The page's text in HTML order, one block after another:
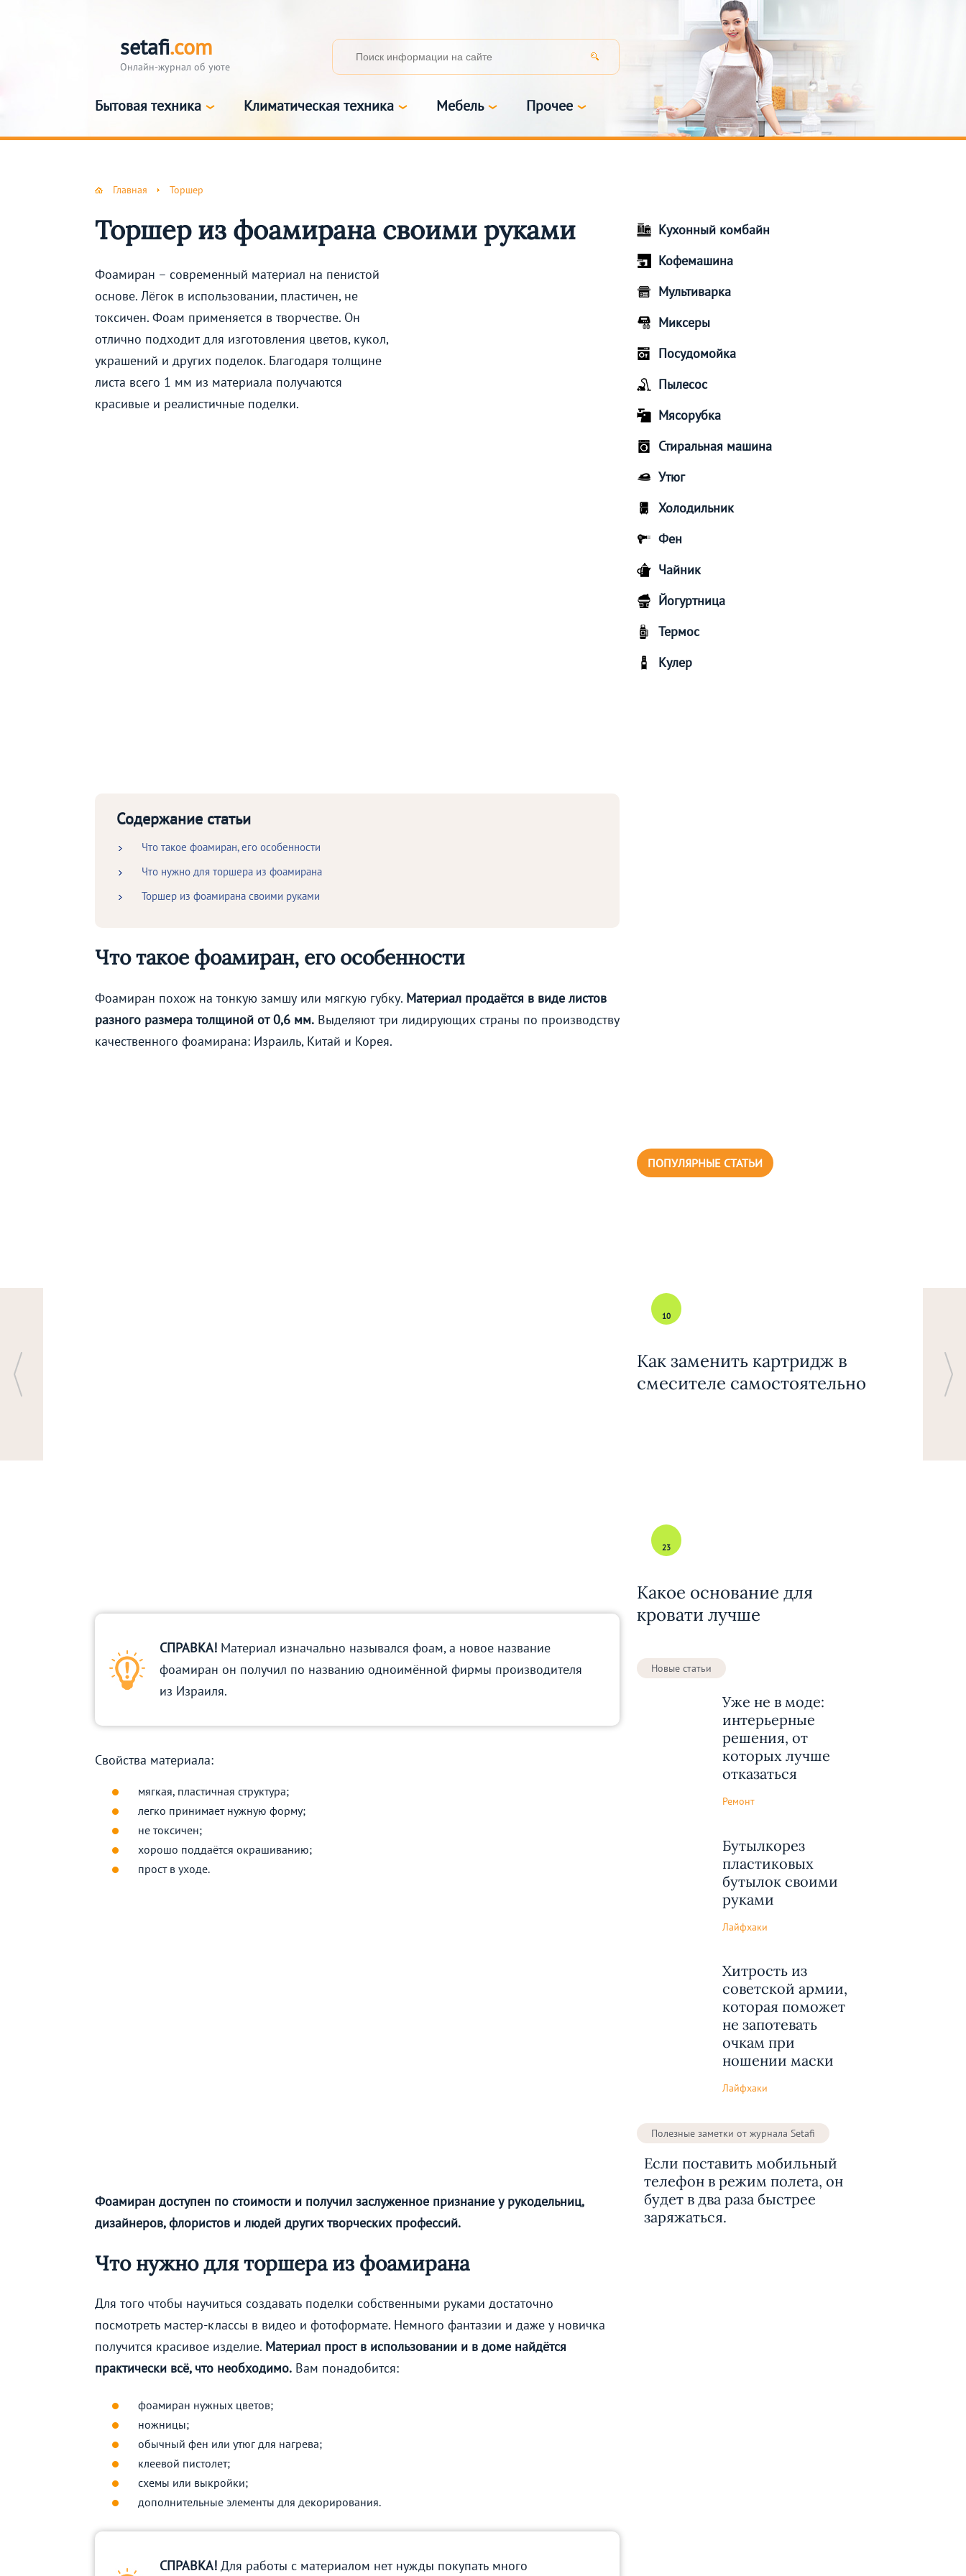
setafi.com
Онлайн-журнал об уюте
Бытовая техника Климатическая техника Мебель Прочее
Главная Торшер
Торшер из фоамирана своими руками
Фоамиран – современный материал на пенистой
основе. Лёгок в использовании, пластичен, не
токсичен. Фоам применяется в творчестве. Он
отлично подходит для изготовления цветов, кукол,
украшений и других поделок. Благодаря толщине
листа всего 1 мм из материала получаются
красивые и реалистичные поделки.
Содержание статьи
Что такое фоамиран, его особенности
Что нужно для торшера из фоамирана
Торшер из фоамирана своими руками
Что такое фоамиран, его особенности
Фоамиран похож на тонкую замшу или мягкую губку. Материал продаётся в виде листов
разного размера толщиной от 0,6 мм. Выделяют три лидирующих страны по производству
качественного фоамирана: Израиль, Китай и Корея.
СПРАВКА! Материал изначально назывался фоам, а новое название
фоамиран он получил по названию одноимённой фирмы производителя
из Израиля.
Свойства материала:
мягкая, пластичная структура;
легко принимает нужную форму;
не токсичен;
хорошо поддаётся окрашиванию;
прост в уходе.
Фоамиран доступен по стоимости и получил заслуженное признание у рукодельниц,
дизайнеров, флористов и людей других творческих профессий.
Что нужно для торшера из фоамирана
Для того чтобы научиться создавать поделки собственными руками достаточно
посмотреть мастер-классы в видео и фотоформате. Немного фантазии и даже у новичка
получится красивое изделие. Материал прост в использовании и в доме найдётся
практически всё, что необходимо. Вам понадобится:
фоамиран нужных цветов;
ножницы;
обычный фен или утюг для нагрева;
клеевой пистолет;
схемы или выкройки;
дополнительные элементы для декорирования.
СПРАВКА! Для работы с материалом нет нужды покупать много
Кухонный комбайн
Кофемашина
Мультиварка
Миксеры
Посудомойка
Пылесос
Мясорубка
Стиральная машина
Утюг
Холодильник
Фен
Чайник
Йогуртница
Термос
Кулер
ПОПУЛЯРНЫЕ СТАТЬИ
10
Как заменить картридж в
смесителе самостоятельно
23
Какое основание для
кровати лучше
Новые статьи
Уже не в моде:
интерьерные
решения, от
которых лучше
отказаться
Ремонт
Бутылкорез
пластиковых
бутылок своими
руками
Лайфхаки
Хитрость из
советской армии,
которая поможет
не запотевать
очкам при
ношении маски
Лайфхаки
Полезные заметки от журнала Setafi